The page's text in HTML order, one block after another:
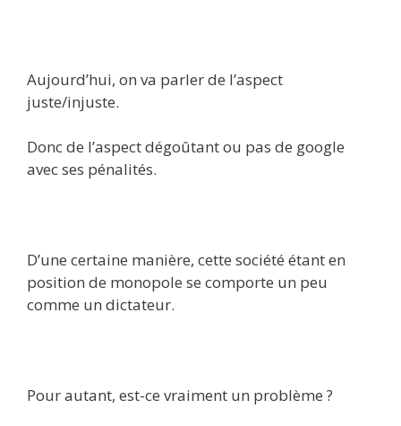
Aujourd’hui, on va parler de l’aspect
juste/injuste.
Donc de l’aspect dégoûtant ou pas de google
avec ses pénalités.
D’une certaine manière, cette société étant en
position de monopole se comporte un peu
comme un dictateur.
Pour autant, est-ce vraiment un problème ?